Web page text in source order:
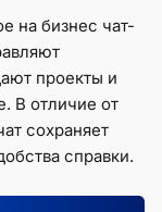
на бизнес чат-
проекты и
В отличие от
сохраняет
справки.